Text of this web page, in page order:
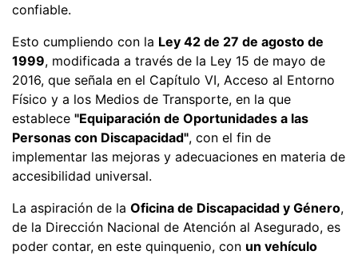
confiable.
Esto cumpliendo con la Ley 42 de 27 de agosto de
1999, modificada a través de la Ley 15 de mayo de
2016, que señala en el Capítulo VI, Acceso al Entorno
Físico y a los Medios de Transporte, en la que
establece "Equiparación de Oportunidades a las
Personas con Discapacidad", con el fin de
implementar las mejoras y adecuaciones en materia de
accesibilidad universal.
La aspiración de la Oficina de Discapacidad y Género,
de la Dirección Nacional de Atención al Asegurado, es
poder contar, en este quinquenio, con un vehículo